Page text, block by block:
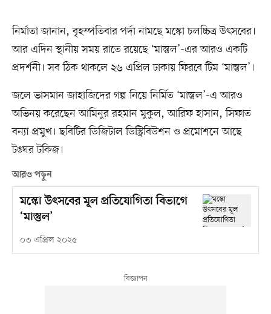
নির্মাতা জানান, বৃহস্পতিবার পর্দা নামছে মস্কো চলচ্চিত্র উৎসবের।
আর এদিন স্থানীয় সময় রাতে রয়েছে ‘মাস্তুল’-এর আরও একটি
প্রদর্শনী। সব ঠিক থাকলে ২৬ এপ্রিল ঢাকায় ফিরবে টিম ‘মাস্তুল’।
জলে ভাসমান জাহাজিদের গল্প নিয়ে নির্মিত ‘মাস্তুল’-এ আরও
অভিনয় করেছেন আমিনুর রহমান মুকুল, আরিফ হাসান, সিফাত
বন্যা প্রমুখ। ছবিটির ডিজিটাল ডিস্ট্রিবিউশন ও প্রমোশনে আছে
টঙঘর টকিজ।
আরও পড়ুন
মস্কো উৎসবের মূল প্রতিযোগিতা বিভাগে
‘মাস্তুল’
০৩ এপ্রিল ২০২৫